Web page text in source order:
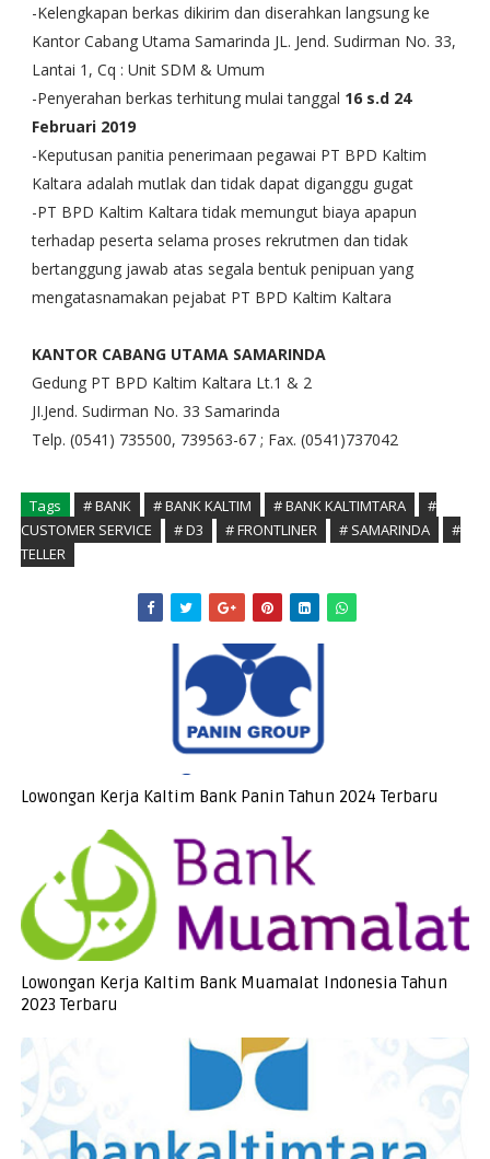
-Kelengkapan berkas dikirim dan diserahkan langsung ke
Kantor Cabang Utama Samarinda JL. Jend. Sudirman No. 33,
Lantai 1, Cq : Unit SDM & Umum
-Penyerahan berkas terhitung mulai tanggal 16 s.d 24
Februari 2019
-Keputusan panitia penerimaan pegawai PT BPD Kaltim
Kaltara adalah mutlak dan tidak dapat diganggu gugat
-PT BPD Kaltim Kaltara tidak memungut biaya apapun
terhadap peserta selama proses rekrutmen dan tidak
bertanggung jawab atas segala bentuk penipuan yang
mengatasnamakan pejabat PT BPD Kaltim Kaltara
KANTOR CABANG UTAMA SAMARINDA
Gedung PT BPD Kaltim Kaltara Lt.1 & 2
JI.Jend. Sudirman No. 33 Samarinda
Telp. (0541) 735500, 739563-67 ; Fax. (0541)737042
Tags # BANK # BANK KALTIM # BANK KALTIMTARA
#
CUSTOMER SERVICE
# D3 # FRONTLINER # SAMARINDA
#
TELLER
Lowongan Kerja Kaltim Bank Panin Tahun 2024 Terbaru
Lowongan Kerja Kaltim Bank Muamalat Indonesia Tahun
2023 Terbaru